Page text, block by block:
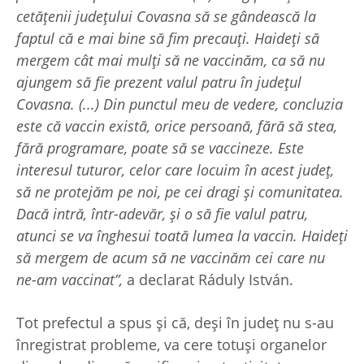
cetățenii județului Covasna să se gândească la
faptul că e mai bine să fim precauți. Haideți să
mergem cât mai mulți să ne vaccinăm, ca să nu
ajungem să fie prezent valul patru în județul
Covasna. (...) Din punctul meu de vedere, concluzia
este că vaccin există, orice persoană, fără să stea,
fără programare, poate să se vaccineze. Este
interesul tuturor, celor care locuim în acest județ,
să ne protejăm pe noi, pe cei dragi și comunitatea.
Dacă intră, într-adevăr, și o să fie valul patru,
atunci se va înghesui toată lumea la vaccin. Haideți
să mergem de acum să ne vaccinăm cei care nu
ne-am vaccinat”, a declarat Ráduly István.
Tot prefectul a spus și că, deși în județ nu s-au
înregistrat probleme, va cere totuși organelor